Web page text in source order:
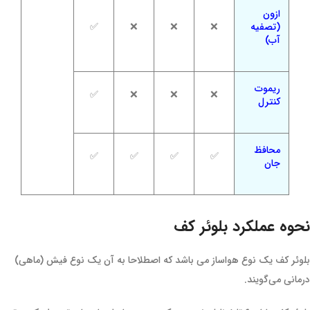
ازون
(تصفیه
آب)
❌
❌
❌
✅
ریموت
کنترل
❌
❌
❌
✅
محافظ
جان
✅
✅
✅
✅
نحوه عملکرد بلوئر کف
بلوئر کف یک نوع هواساز می باشد که اصطلاحا به آن یک نوع فیش (ماهی)
درمانی می‌گویند.